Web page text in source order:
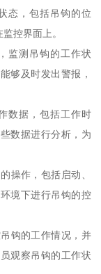
态，包括吊钩的位
控界面上。
监测吊钩的工作状
够及时发出警报，
数据，包括工作时
数据进行分析，为
操作，包括启动、
境下进行吊钩的控
钩的工作情况，并
观察吊钩的工作状